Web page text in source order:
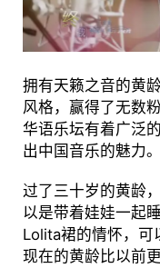
拥有天籁之音的黄
风格，赢得了无数
华语乐坛有着广泛
出中国音乐的魅力。
过了三十岁的黄龄
以是带着娃娃一起
Lolita裙的情怀，
现在的黄龄比以前